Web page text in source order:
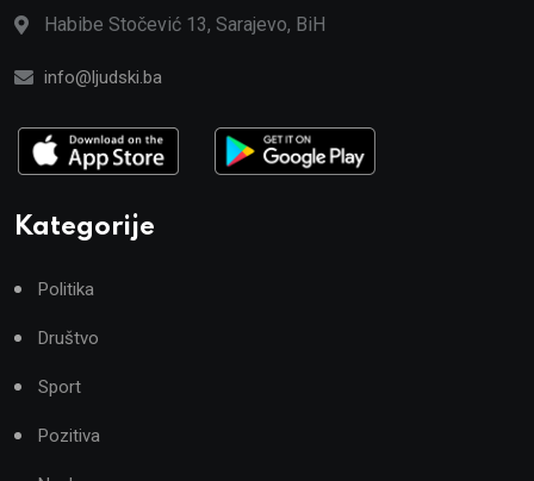
Habibe Stočević 13, Sarajevo, BiH
info@ljudski.ba
Kategorije
Politika
Društvo
Sport
Pozitiva